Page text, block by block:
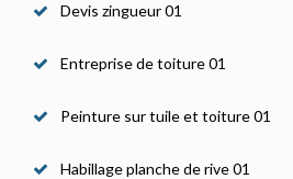
Devis zingueur 01
Entreprise de toiture 01
Peinture sur tuile et toiture 01
Habillage planche de rive 01